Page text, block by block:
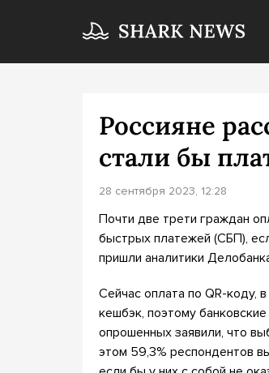
Россияне
стали бы
28 сентября 2023, 12:28
Почти две трети граждан
быстрых платежей (СБП),
пришли аналитики
Сейчас оплата по QR-коду,
кешбэк, поэтому
опрошенных заявили, что
этом 59,3% респондентов